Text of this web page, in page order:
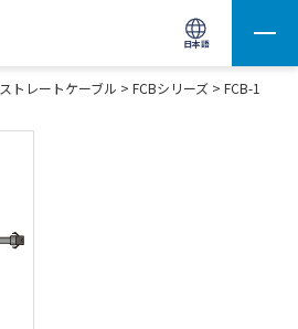
日本語
サイト内検索(Enterで実行)
ストレートケーブル > FCBシリーズ > FCB-1